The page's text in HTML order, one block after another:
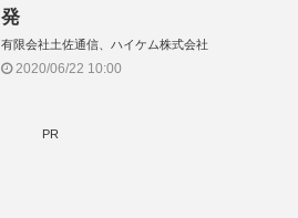
発
有限会社土佐通信、ハイケム株式会社
2020/06/22 10:00
PR